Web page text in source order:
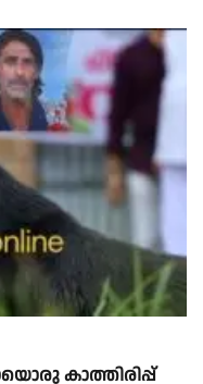
കാത്തിരിപ്പ്